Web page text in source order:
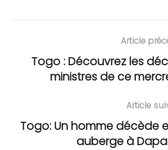
Article
Togo : Découvrez les
ministres de ce
Article
Togo: Un homme décède
auberge à